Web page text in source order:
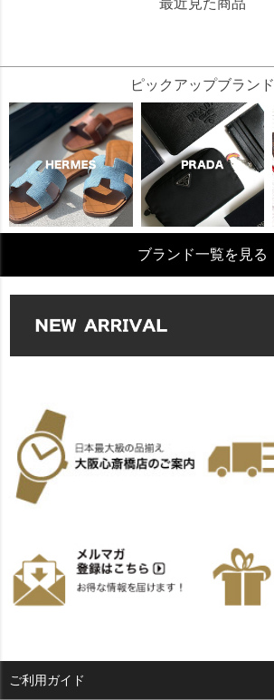
最近見た商品
ピックアップブランド
ブランド一覧を見る
ご利用ガイド